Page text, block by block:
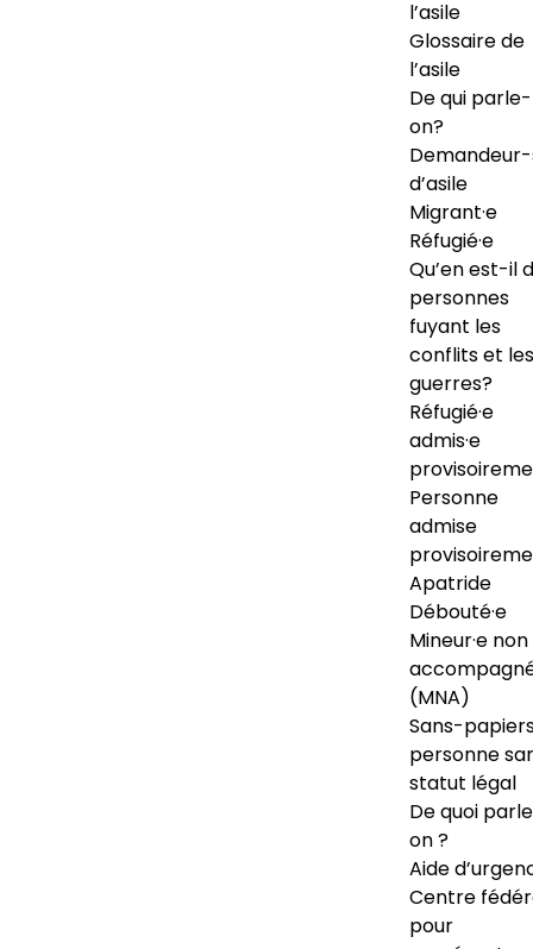
l’asile
Glossaire de
l’asile
De qui
on?
d’asile
Migrant·e
Réfugié·e
Qu’en est-il
personnes
fuyant les
conflits et les
guerres?
Réfugié·e
admis·e
Personne
admise
Apatride
Débouté·e
Mineur·e non
(MNA)
Sans-
personne
statut légal
De quoi
on ?
Aide
Centre
pour